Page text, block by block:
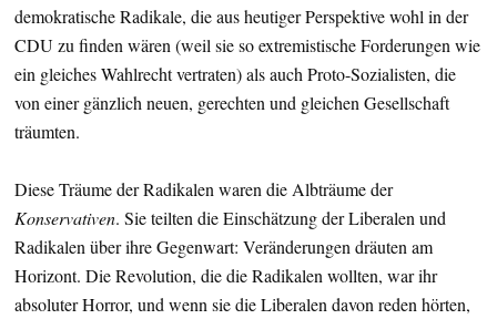
demokratische Radikale, die aus heutiger Perspektive wohl in der
CDU zu finden wären (weil sie so extremistische Forderungen wie
ein gleiches Wahlrecht vertraten) als auch Proto-Sozialisten, die
von einer gänzlich neuen, gerechten und gleichen Gesellschaft
träumten.
Diese Träume der Radikalen waren die Albträume der
Konservativen. Sie teilten die Einschätzung der Liberalen und
Radikalen über ihre Gegenwart: Veränderungen dräuten am
Horizont. Die Revolution, die die Radikalen wollten, war ihr
absoluter Horror, und wenn sie die Liberalen davon reden hörten,